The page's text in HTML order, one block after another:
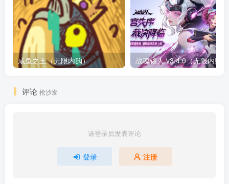
咸鱼之王（无限内购）
评论 抢沙发
请登录后发表评论
登录 注册